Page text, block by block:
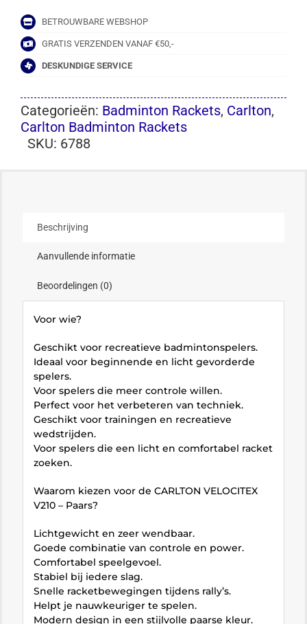
BETROUWBARE WEBSHOP
GRATIS VERZENDEN VANAF €50,-
DESKUNDIGE SERVICE
Categorieën: Badminton Rackets, Carlton,
Carlton Badminton Rackets
SKU: 6788
Beschrijving
Aanvullende informatie
Beoordelingen (0)
Voor wie?
Geschikt voor recreatieve badmintonspelers.
Ideaal voor beginnende en licht gevorderde
spelers.
Voor spelers die meer controle willen.
Perfect voor het verbeteren van techniek.
Geschikt voor trainingen en recreatieve
wedstrijden.
Voor spelers die een licht en comfortabel racket
zoeken.
Waarom kiezen voor de CARLTON VELOCITEX
V210 – Paars?
Lichtgewicht en zeer wendbaar.
Goede combinatie van controle en power.
Comfortabel speelgevoel.
Stabiel bij iedere slag.
Snelle racketbewegingen tijdens rally’s.
Helpt je nauwkeuriger te spelen.
Modern design in een stijlvolle paarse kleur.